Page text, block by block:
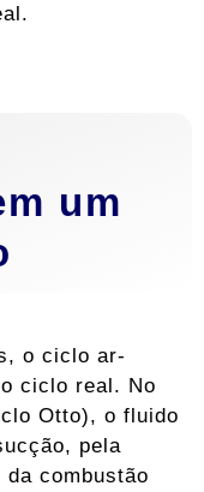
um
o ciclo ar-
ciclo real. No
Otto), o fluido
pela
combustão